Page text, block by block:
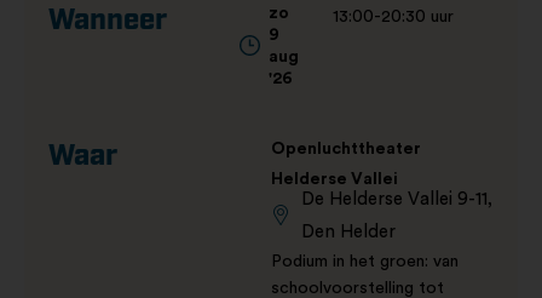
Wanneer
zo
9
aug
'26
13:00-20:30 uur
Waar
Openluchttheater
Helderse Vallei
De Helderse Vallei 9-11,
Den Helder
Podium in het groen: van
schoolvoorstelling tot